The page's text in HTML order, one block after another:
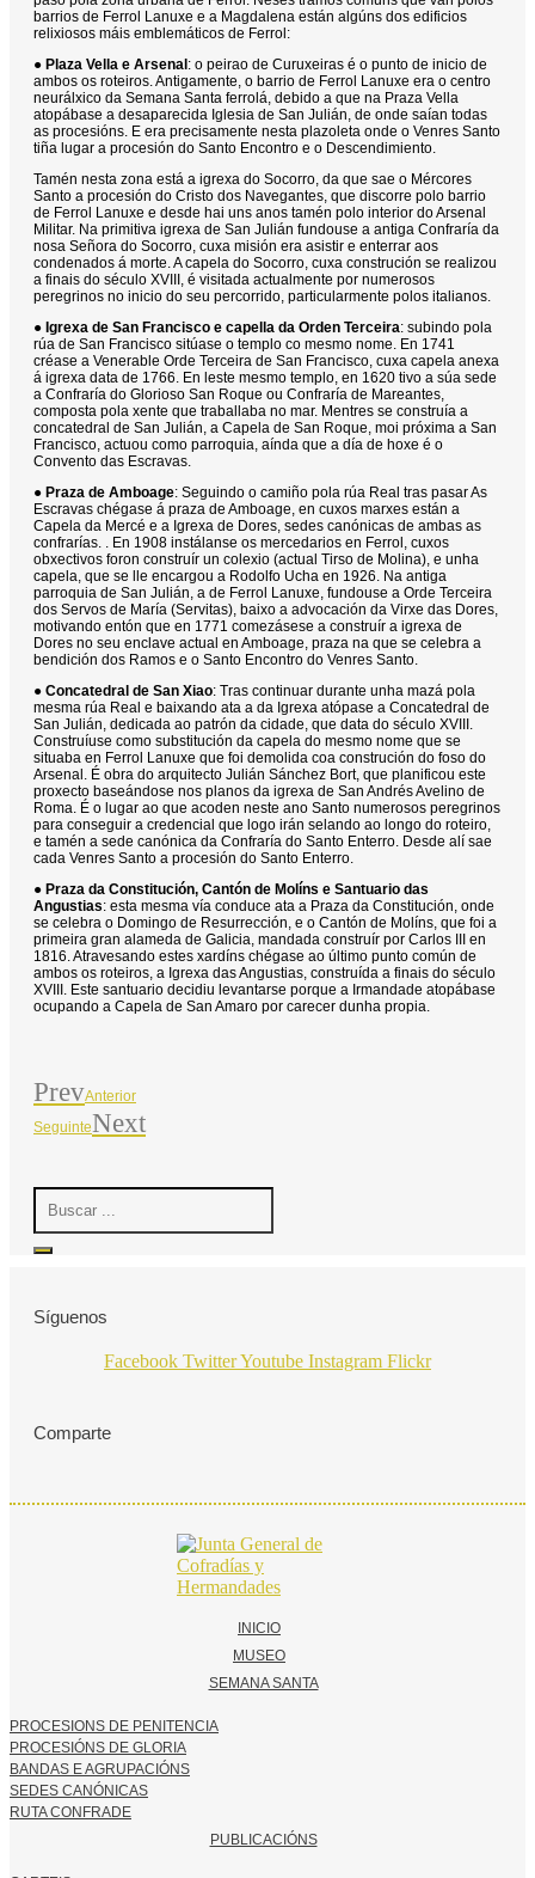
barrios de Ferrol Lanuxe e a Magdalena están algúns dos edificios
relixiosos máis emblemáticos de Ferrol:
● Plaza Vella e Arsenal : o peirao de Curuxeiras é o punto de inicio de
ambos os roteiros. Antigamente, o barrio de Ferrol Lanuxe era o centro
neurálxico da Semana Santa ferrolá, debido a que na Praza Vella
atopábase a desaparecida Iglesia de San Julián, de onde saían todas
as procesións. E era precisamente nesta plazoleta onde o Venres Santo
tiña lugar a procesión do Santo Encontro e o Descendimiento.
Tamén nesta zona está a igrexa do Socorro, da que sae o Mércores
Santo a procesión do Cristo dos Navegantes, que discorre polo barrio
de Ferrol Lanuxe e desde hai uns anos tamén polo interior do Arsenal
Militar. Na primitiva igrexa de San Julián fundouse a antiga Confraría da
nosa Señora do Socorro, cuxa misión era asistir e enterrar aos
condenados á morte. A capela do Socorro, cuxa construción se realizou
a finais do século XVIII, é visitada actualmente por numerosos
peregrinos no inicio do seu percorrido, particularmente polos italianos.
● Igrexa de San Francisco e capella da Orden Terceira: subindo pola
rúa de San Francisco sitúase o templo co mesmo nome. En 1741
créase a Venerable Orde Terceira de San Francisco, cuxa capela anexa
á igrexa data de 1766. En leste mesmo templo, en 1620 tivo a súa sede
a Confraría do Glorioso San Roque ou Confraría de Mareantes,
composta pola xente que traballaba no mar. Mentres se construía a
concatedral de San Julián, a Capela de San Roque, moi próxima a San
Francisco, actuou como parroquia, aínda que a día de hoxe é o
Convento das Escravas.
● Praza de Amboage: Seguindo o camiño pola rúa Real tras pasar As
Escravas chégase á praza de Amboage, en cuxos marxes están a
Capela da Mercé e a Igrexa de Dores, sedes canónicas de ambas as
confrarías. . En 1908 instálanse os mercedarios en Ferrol, cuxos
obxectivos foron construír un colexio (actual Tirso de Molina), e unha
capela, que se lle encargou a Rodolfo Ucha en 1926. Na antiga
parroquia de San Julián, a de Ferrol Lanuxe, fundouse a Orde Terceira
dos Servos de María (Servitas), baixo a advocación da Virxe das Dores,
motivando entón que en 1771 comezásese a construír a igrexa de
Dores no seu enclave actual en Amboage, praza na que se celebra a
bendición dos Ramos e o Santo Encontro do Venres Santo.
● Concatedral de San Xiao: Tras continuar durante unha mazá pola
mesma rúa Real e baixando ata a da Igrexa atópase a Concatedral de
San Julián, dedicada ao patrón da cidade, que data do século XVIII.
Construíuse como substitución da capela do mesmo nome que se
situaba en Ferrol Lanuxe que foi demolida coa construción do foso do
Arsenal. É obra do arquitecto Julián Sánchez Bort, que planificou este
proxecto baseándose nos planos da igrexa de San Andrés Avelino de
Roma. É o lugar ao que acoden neste ano Santo numerosos peregrinos
para conseguir a credencial que logo irán selando ao longo do roteiro,
e tamén a sede canónica da Confraría do Santo Enterro. Desde alí sae
cada Venres Santo a procesión do Santo Enterro.
● Praza da Constitución, Cantón de Molíns e Santuario das
Angustias: esta mesma vía conduce ata a Praza da Constitución, onde
se celebra o Domingo de Resurrección, e o Cantón de Molíns, que foi a
primeira gran alameda de Galicia, mandada construír por Carlos III en
1816. Atravesando estes xardíns chégase ao último punto común de
ambos os roteiros, a Igrexa das Angustias, construída a finais do século
XVIII. Este santuario decidiu levantarse porque a Irmandade atopábase
ocupando a Capela de San Amaro por carecer dunha propia.
PrevAnterior
SeguinteNext
Search
Síguenos
Facebook TwitterYoutube Instagram Flickr
Comparte
INICIO
MUSEO
SEMANA SANTA
PROCESIONS DE PENITENCIA
PROCESIÓNS DE GLORIA
BANDAS E AGRUPACIÓNS
SEDES CANÓNICAS
RUTA CONFRADE
PUBLICACIÓNS